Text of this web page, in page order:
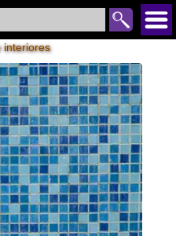
interiores